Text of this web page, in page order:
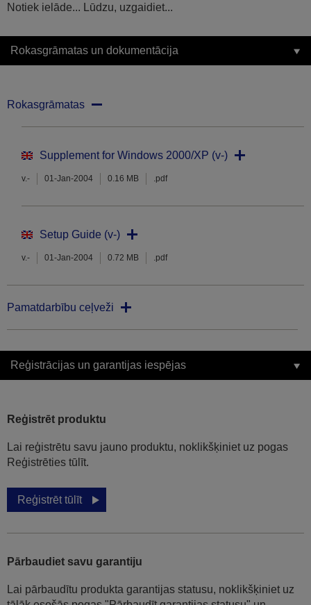
Notiek ielāde... Lūdzu, uzgaidiet...
Rokasgrāmatas un dokumentācija
Rokasgrāmatas
Supplement for Windows 2000/XP (v-)
v.- 01-Jan-2004 0.16 MB .pdf
Setup Guide (v-)
v.- 01-Jan-2004 0.72 MB .pdf
Pamatdarbību ceļveži
Reģistrācijas un garantijas iespējas
Reģistrēt produktu
Lai reģistrētu savu jauno produktu, noklikšķiniet uz pogas
Reģistrēties tūlīt.
Reģistrēt tūlīt
Pārbaudiet savu garantiju
Lai pārbaudītu produkta garantijas statusu, noklikšķiniet uz